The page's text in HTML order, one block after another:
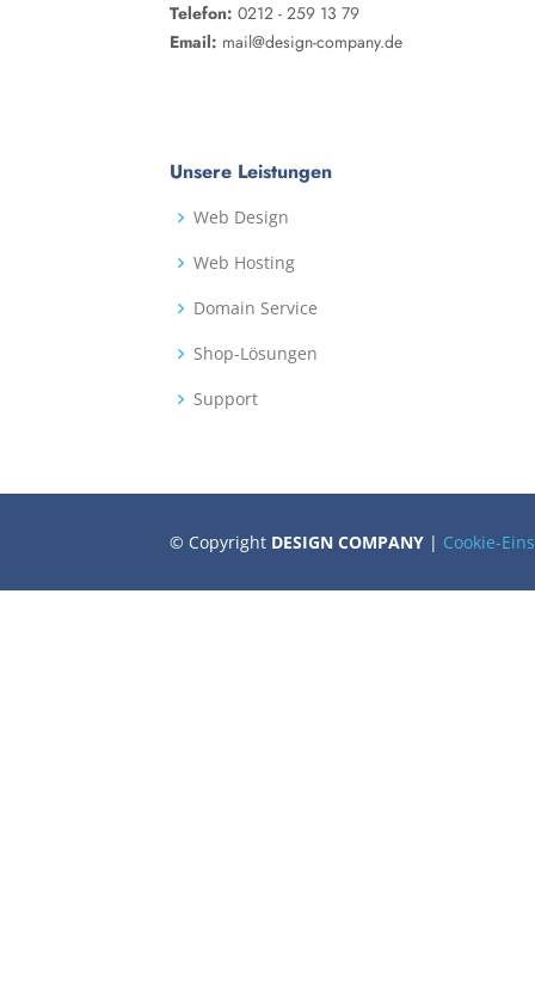
Telefon: 0212 - 259 13 79
Email: mail@design-company.de
Unsere Leistungen
Web Design
Web Hosting
Domain Service
Shop-Lösungen
Support
© Copyright DESIGN COMPANY | Cookie-